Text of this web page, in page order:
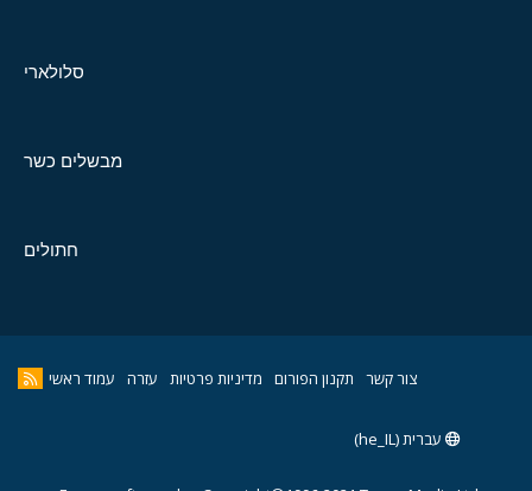
סלולארי
מבשלים כשר
חתולים
צור קשר תקנון הפורום מדיניות פרטיות עזרה עמוד ראשי
עברית (he_IL)